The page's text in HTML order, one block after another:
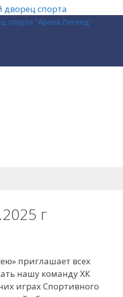
г
приглашает всех
нашу команду ХК
играх Спортивного